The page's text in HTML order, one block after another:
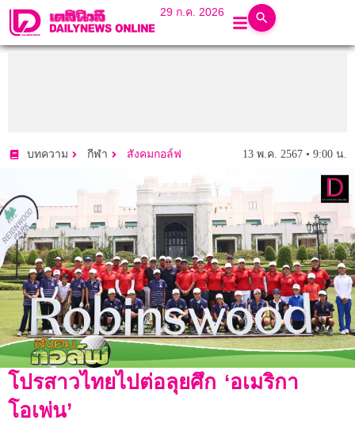
29 ก.ค. 2026
บทความ กีฬา สังคมกอล์ฟ 13 พ.ค. 2567 • 9:00 น.
โปรสาวไทยไปต่อลุยศึก ‘อเมริกา
โอเพ่น’